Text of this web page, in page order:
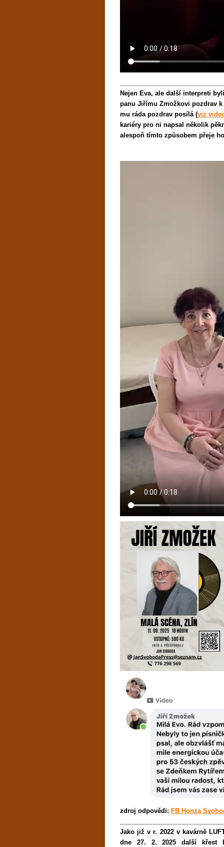
Nejen Eva, ale další interpreti
panu Jiřímu Zmožkovi pozdrav
mu ráda pozdrav posílá (viz
kariéry pro ni napsal několik
alespoň tímto způsobem přeje
zdroj odpovědi: FB Honza
Jako již v r. 2022 v kavárně
dne 27. 2. 2025 další křest